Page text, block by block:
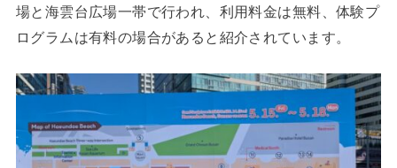
場と海雲台広場一帯で行われ、利用料金は無料、体験プ
ログラムは有料の場合があると紹介されています。